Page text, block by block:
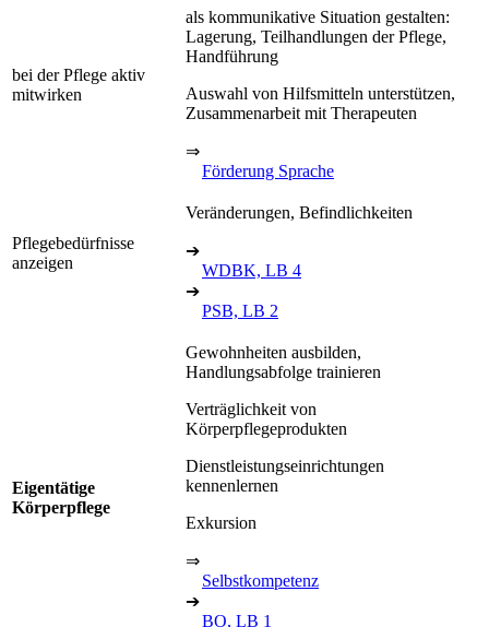
bei der Pflege aktiv
mitwirken
als kommunikative Situation gestalten:
Lagerung, Teilhandlungen der Pflege,
Handführung
Auswahl von Hilfsmitteln unterstützen,
Zusammenarbeit mit Therapeuten
⇒
Förderung Sprache
Pflegebedürfnisse
anzeigen
Veränderungen, Befindlichkeiten
➔
WDBK, LB 4
➔
PSB, LB 2
Eigentätige
Körperpflege
Gewohnheiten ausbilden,
Handlungsabfolge trainieren
Verträglichkeit von
Körperpflegeprodukten
Dienstleistungseinrichtungen
kennenlernen
Exkursion
⇒
Selbstkompetenz
➔
BO, LB 1